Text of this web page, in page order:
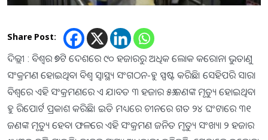
Share Post:
ଦିଲ୍ଲୀ : ବିଶ୍ୱର ୬୭ଟି ଦେଶରେ ୯୦ ହଜାରରୁ ଅଧିକ ଲୋକ କରୋନା ଭୁତାଣୁ
ସଂକ୍ରମଣ ହୋଇଥିବା ବିଶ୍ୱ ସ୍ୱାସ୍ଥ୍ୟ ସଂଗଠନ-ହୁ ସ୍ପଷ୍ଟ କରିଛି। ସେହିପରି ସାରା
ବିଶ୍ୱରେ ଏହି ସଂକ୍ରମଣରେ ଏ ଯାବତ ୩ ହଜାର ୫୬ ଜଣଙ୍କ ମୃତ୍ୟୁ ହୋଇଥିବା
ହୁ ରିପୋର୍ଟ ପ୍ରକାଶ କରିଛି। ଇତି ମଧ୍ୟରେ ଚୀନରେ ଗତ ୨୪ ଘଂଟାରେ ୩୧
ଜଣଙ୍କ ମୃତ୍ୟୁ ହେବା ଫଳରେ ଏହି ସଂକ୍ରମଣ ଜନିତ ମୃତ୍ୟୁ ସଂଖ୍ୟା ୨ ହଜାର